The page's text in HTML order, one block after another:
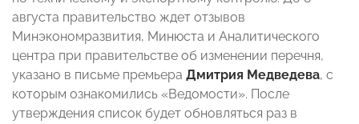
августа правительство ждет отзывов
Минэкономразвития, Минюста и Аналитического
центра при правительстве об изменении перечня,
указано в письме премьера Дмитрия Медведева, с
которым ознакомились «Ведомости». После
утверждения список будет обновляться раз в